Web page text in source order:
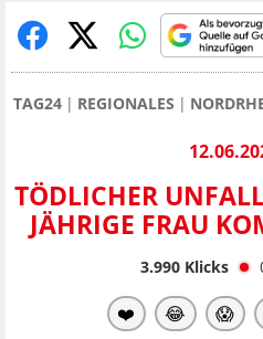
TAG24 REGIONALES
TÖDLICHER
JÄHRIGE FRAU
3.990Klicks
❤️ 😂 😱